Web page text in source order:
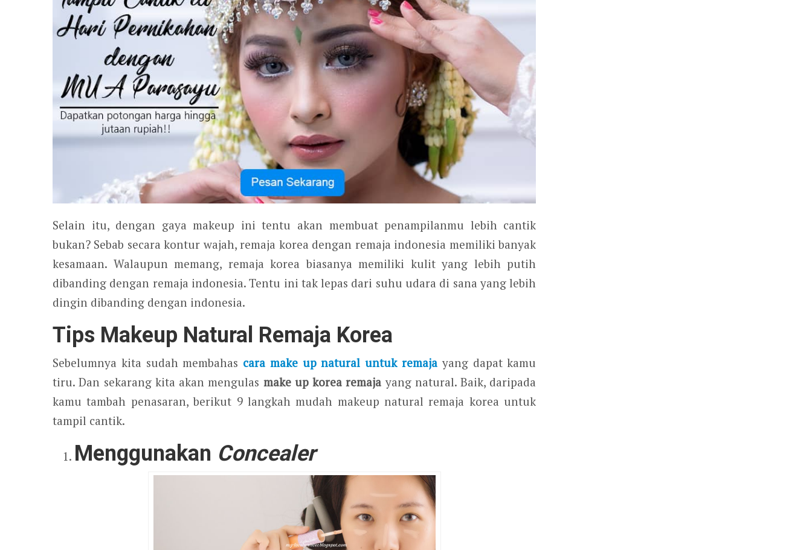
Selain itu, dengan gaya makeup ini tentu akan membuat penampilanmu lebih cantik
bukan? Sebab secara kontur wajah, remaja korea dengan remaja indonesia memiliki banyak
kesamaan. Walaupun memang, remaja korea biasanya memiliki kulit yang lebih putih
dibanding dengan remaja indonesia. Tentu ini tak lepas dari suhu udara di sana yang lebih
dingin dibanding dengan indonesia.
Tips Makeup Natural Remaja Korea
Sebelumnya kita sudah membahas cara make up natural untuk remajayang dapat kamu
tiru. Dan sekarang kita akan mengulas make up korea remaja yang natural. Baik, daripada
kamu tambah penasaran, berikut 9 langkah mudah makeup natural remaja korea untuk
tampil cantik.
Menggunakan Concealer